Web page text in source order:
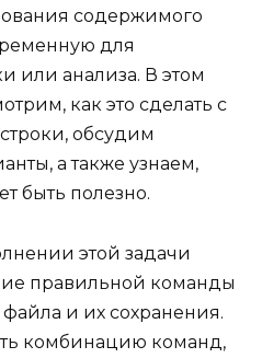
содержимого
для
или анализа. В этом
как это сделать с
обсудим
а также узнаем,
быть полезно.
этой задачи
правильной команды
и их сохранения.
комбинацию команд,